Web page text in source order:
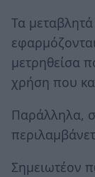
Τα
μετρηθείσα
χρήση που
Παράλληλα,
Σημειωτέον